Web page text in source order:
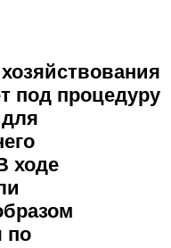
под процедуру
ходе
по